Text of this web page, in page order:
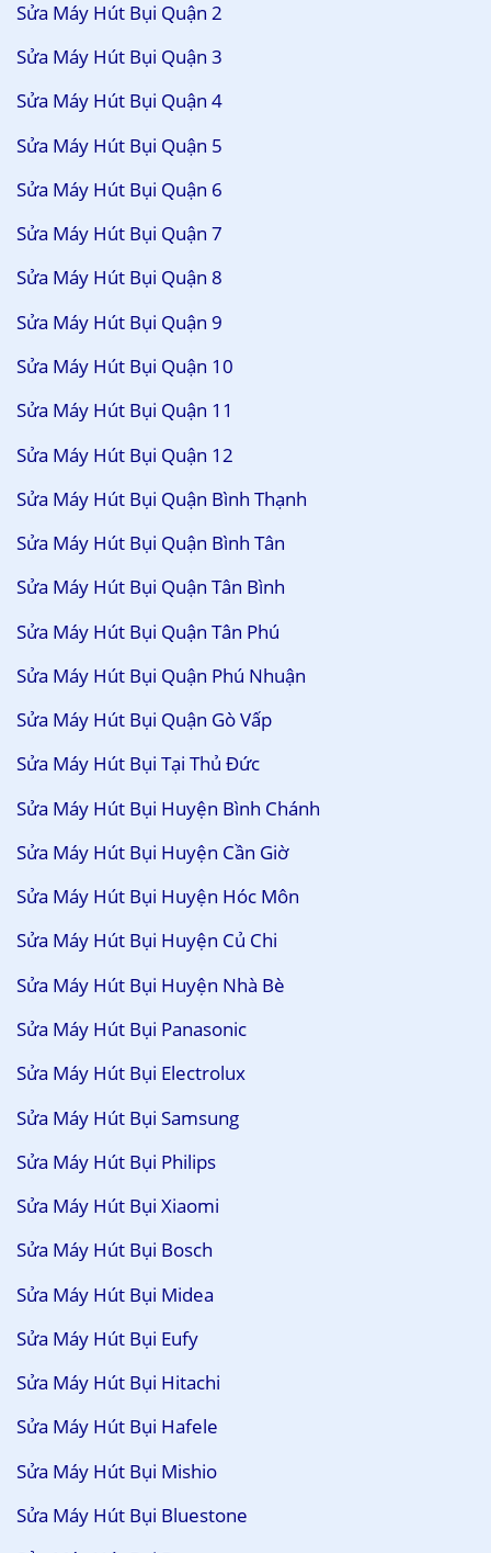
Sửa Máy Hút Bụi Quận 2
Sửa Máy Hút Bụi Quận 3
Sửa Máy Hút Bụi Quận 4
Sửa Máy Hút Bụi Quận 5
Sửa Máy Hút Bụi Quận 6
Sửa Máy Hút Bụi Quận 7
Sửa Máy Hút Bụi Quận 8
Sửa Máy Hút Bụi Quận 9
Sửa Máy Hút Bụi Quận 10
Sửa Máy Hút Bụi Quận 11
Sửa Máy Hút Bụi Quận 12
Sửa Máy Hút Bụi Quận Bình Thạnh
Sửa Máy Hút Bụi Quận Bình Tân
Sửa Máy Hút Bụi Quận Tân Bình
Sửa Máy Hút Bụi Quận Tân Phú
Sửa Máy Hút Bụi Quận Phú Nhuận
Sửa Máy Hút Bụi Quận Gò Vấp
Sửa Máy Hút Bụi Tại Thủ Đức
Sửa Máy Hút Bụi Huyện Bình Chánh
Sửa Máy Hút Bụi Huyện Cần Giờ
Sửa Máy Hút Bụi Huyện Hóc Môn
Sửa Máy Hút Bụi Huyện Củ Chi
Sửa Máy Hút Bụi Huyện Nhà Bè
Sửa Máy Hút Bụi Panasonic
Sửa Máy Hút Bụi Electrolux
Sửa Máy Hút Bụi Samsung
Sửa Máy Hút Bụi Philips
Sửa Máy Hút Bụi Xiaomi
Sửa Máy Hút Bụi Bosch
Sửa Máy Hút Bụi Midea
Sửa Máy Hút Bụi Eufy
Sửa Máy Hút Bụi Hitachi
Sửa Máy Hút Bụi Hafele
Sửa Máy Hút Bụi Mishio
Sửa Máy Hút Bụi Bluestone